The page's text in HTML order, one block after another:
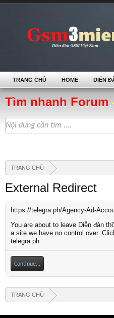
Tìm nhanh Forum
TRANG CHỦ
External Redirect
https://telegra.ph/Agency-Ad-
You are about to leave Diễn đàn
a site we have no control over.
telegra.ph.
Continue...
TRANG CHỦ
TRANG CHỦ HOME DIỄN